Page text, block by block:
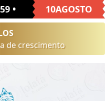
•
10AGOSTO
de crescimento